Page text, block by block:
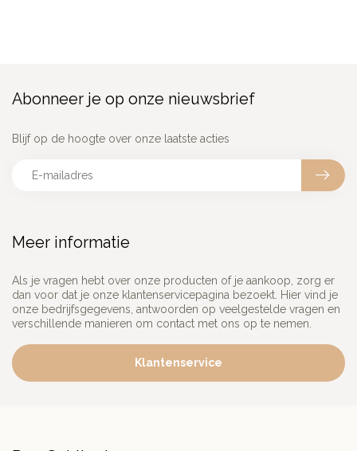
Meer informatie
Als je vragen hebt over onze producten of je aankoop, zorg er
dan voor dat je onze klantenservicepagina bezoekt. Hier vind je
onze bedrijfsgegevens, antwoorden op veelgestelde vragen en
verschillende manieren om contact met ons op te nemen.
Klantenservice
Abonneer je op onze nieuwsbrief
Blijf op de hoogte over onze laatste acties